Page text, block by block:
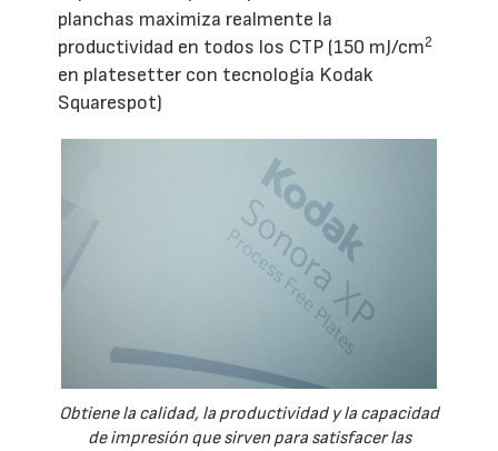
planchas maximiza realmente la
productividad en todos los CTP (150 mJ/cm2
en platesetter con tecnología Kodak
Squarespot)
Obtiene la calidad, la productividad y la capacidad
de impresión que sirven para satisfacer las